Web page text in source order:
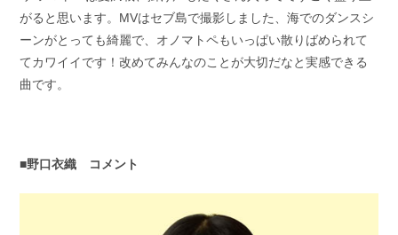
がると思います。MVはセブ島で撮影しました、海でのダンスシ
ーンがとっても綺麗で、オノマトペもいっぱい散りばめられて
てカワイイです！改めてみんなのことが大切だなと実感できる
曲です。
■野口衣織 コメント